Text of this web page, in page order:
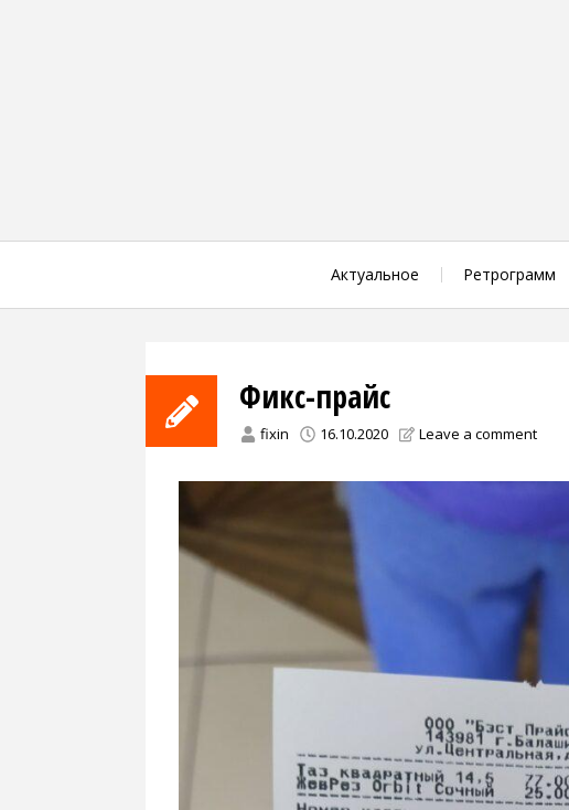
Актуальное Ретрограмм
Фикс-прайс
fixin 16.10.2020 Leave a comment